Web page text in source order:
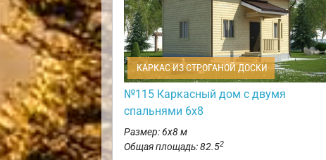
КАРКАС ИЗ СТРОГАНОЙ ДОСКИ
№115 Каркасный дом с двумя
спальнями 6х8
Размер: 6х8 м
Общая площадь: 82.52